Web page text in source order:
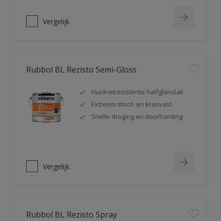
Vergelijk
Rubbol BL Rezisto Semi-Gloss
Huidvetresistente halfglanslak
Extreem stoot- en krasvast
Snelle droging en doorharding
Vergelijk
Rubbol BL Rezisto Spray